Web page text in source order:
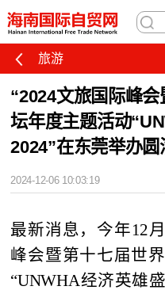
旅游
“2024文旅国际峰
坛年度主题活动
2024”在东莞举办圆
2024-12-06 10:03:19
最新消息，今年12
峰会暨第十七届世
“UNWHA经济英雄